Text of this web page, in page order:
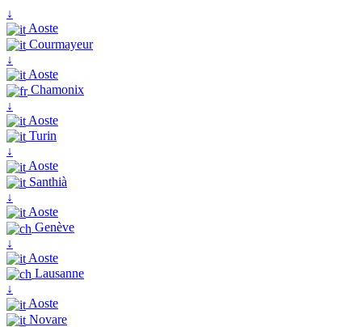
↓
Aoste
Courmayeur
↓
Aoste
Chamonix
↓
Aoste
Turin
↓
Aoste
Santhià
↓
Aoste
Genève
↓
Aoste
Lausanne
↓
Aoste
Novare